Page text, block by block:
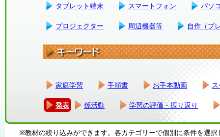
タブレット端末 スマートフォン パソ
プロジェクター 周辺機器等 自作（プ
家庭学習 手順書 お手本動画
発表 係活動 学習の評価・振り返り
※教材の絞り込みができます。各カテゴリーで個別に条件を選択